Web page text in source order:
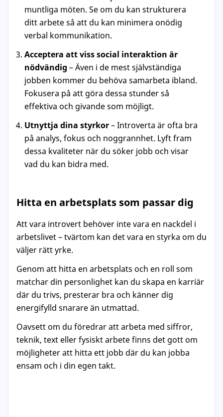
muntliga möten. Se om du kan strukturera
ditt arbete så att du kan minimera onödig
verbal kommunikation.
Acceptera att viss social interaktion är
nödvändig – Även i de mest självständiga
jobben kommer du behöva samarbeta ibland.
Fokusera på att göra dessa stunder så
effektiva och givande som möjligt.
Utnyttja dina styrkor– Introverta är ofta bra
på analys, fokus och noggrannhet. Lyft fram
dessa kvaliteter när du söker jobb och visar
vad du kan bidra med.
Hitta en arbetsplats som passar dig
Att vara introvert behöver inte vara en nackdel i
arbetslivet – tvärtom kan det vara en styrka om du
väljer rätt yrke.
Genom att hitta en arbetsplats och en roll som
matchar din personlighet kan du skapa en karriär
där du trivs, presterar bra och känner dig
energifylld snarare än utmattad.
Oavsett om du föredrar att arbeta med siffror,
teknik, text eller fysiskt arbete finns det gott om
möjligheter att hitta ett jobb där du kan jobba
ensam och i din egen takt.